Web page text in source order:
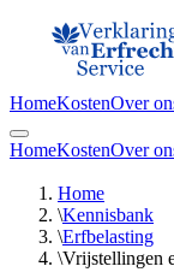
HomeKostenOver
HomeKostenOver
Home
\Kennisbank
\Erfbelasting
\Vrijstellingen